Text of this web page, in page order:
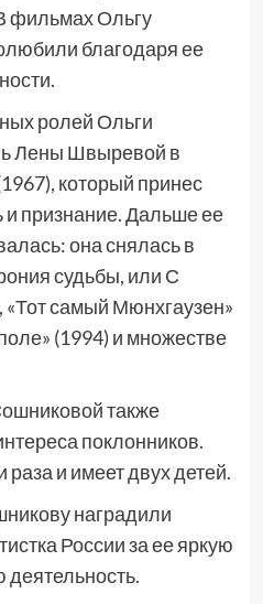
фильмах Ольгу
благодаря ее
ролей Ольги
Лены Швыревой в
который принес
и признание. Дальше ее
она снялась в
судьбы, или С
«Тот самый Мюнхгаузен»
(1994) и множестве
также
поклонников.
и имеет двух детей.
наградили
России за ее яркую
деятельность.